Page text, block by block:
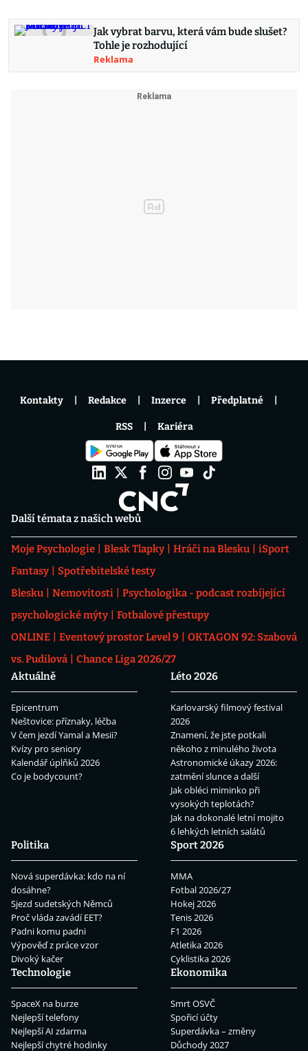
Jak vybrat barvu, která vám bude slušet?
Tohle je rozhodující
Reklama
Další témata z našich webů
Moje Psychologie Blesk Tlapky Hráči na Blesku
iSport
Fantasy
Spotřebitelské testy
Blesku
Nemovitosti
Psychologika - podcast rozbíjející
psychologické mýty
Fotbalové přestupy
ONLINE
Eventový prostor Level 9
OKTAGON 92: Szabová
vs. Pudilová
Chance Liga 2026/27
Aktuálně
Epicentrum
Neštovice: příznaky, léčba
V čem jezdí Yamal a Mesii?
Kvízy pro seniory
Kalendář úplňků 2026
Co je bodycount?
Léto 2026
Karlovarský filmový festival
2026
Znamení, že jste potkali
někoho z minulého života
Astronomické úkazy 2026:
zatmění slunce a další
Jak obléci miminko při
vysokých teplotách?
Jak na dokonalé letní mojito
6 lehkých letních salátů
Politika
Nová superdávka: kdo na ní
dosáhne?
Sjezd sudetských Němců
Proč vláda zavádí EET?
Padni komu padni
Výpověď z práce vzor
Divoký kačer
Sport 2026
MMA
Fotbal 2026/27
Hokej 2026
Tenis 2026
F1 2026
Atletika 2026
Cyklistika 2026
Technologie
SpaceX na burze
Nejlepší telefony
Nejlepší AI zdarma
Nejlepší chytré hodinky
Ekonomika
Smrt OSVČ
Spořicí účty
Superdávka – změny
Důchody 2027
Kontakty Redakce Inzerce Předplatné
RSS Kariéra